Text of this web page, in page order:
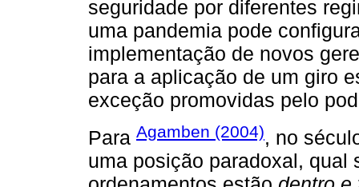
seguridade por diferentes
uma pandemia pode
implementação de novos
para a aplicação de um giro
exceção promovidas pelo
Para Agamben (2004), no
uma posição paradoxal, qual